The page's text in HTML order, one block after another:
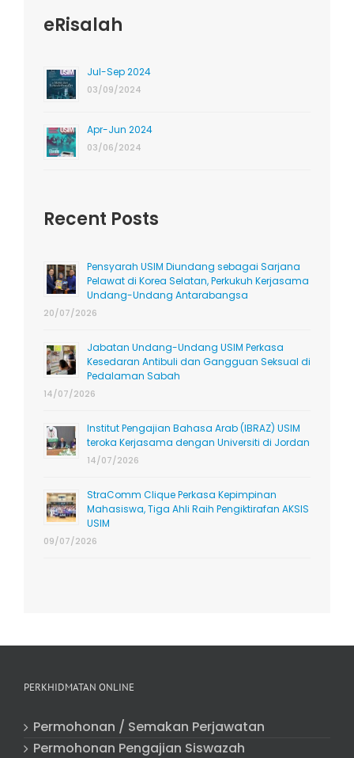
eRisalah
Jul-Sep 2024
03/09/2024
Apr-Jun 2024
03/06/2024
Recent Posts
Pensyarah USIM Diundang sebagai Sarjana
Pelawat di Korea Selatan, Perkukuh Kerjasama
Undang-Undang Antarabangsa
20/07/2026
Jabatan Undang-Undang USIM Perkasa
Kesedaran Antibuli dan Gangguan Seksual di
Pedalaman Sabah
14/07/2026
Institut Pengajian Bahasa Arab (IBRAZ) USIM
teroka Kerjasama dengan Universiti di Jordan
14/07/2026
StraComm Clique Perkasa Kepimpinan
Mahasiswa, Tiga Ahli Raih Pengiktirafan AKSIS
USIM
09/07/2026
PERKHIDMATAN ONLINE
Permohonan / Semakan Perjawatan
Permohonan Pengajian Siswazah